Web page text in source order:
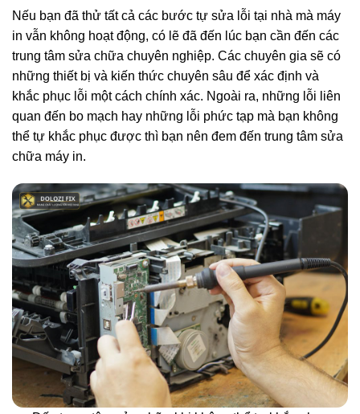
Nếu bạn đã thử tất cả các bước tự sửa lỗi tại nhà mà máy
in vẫn không hoạt động, có lẽ đã đến lúc bạn cần đến các
trung tâm sửa chữa chuyên nghiệp. Các chuyên gia sẽ có
những thiết bị và kiến thức chuyên sâu để xác định và
khắc phục lỗi một cách chính xác. Ngoài ra, những lỗi liên
quan đến bo mạch hay những lỗi phức tạp mà bạn không
thể tự khắc phục được thì bạn nên đem đến trung tâm sửa
chữa máy in.